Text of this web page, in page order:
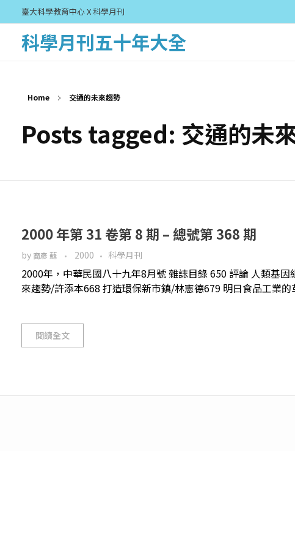
臺大科學教育中心 X 科學月刊
科學月刊五十年大全
Home 交通的未來趨勢
Posts tagged: 交通的未
2000 年第 31 卷第 8 期 – 總號第 368 期
by 裔彥 蘇 2000 科學月刊
2000年，中華民國八十九年8月號 雜誌目錄 650 評論 人類基
來趨勢/許添本668 打造環保新市鎮/林憲德679 明日食品工業
閱讀全文